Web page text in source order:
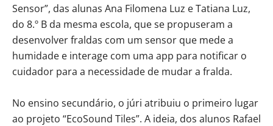
Sensor”, das alunas Ana Filomena Luz e Tatiana Luz,
do 8.º B da mesma escola, que se propuseram a
desenvolver fraldas com um sensor que mede a
humidade e interage com uma app para notificar o
cuidador para a necessidade de mudar a fralda.
No ensino secundário, o júri atribuiu o primeiro lugar
ao projeto “EcoSound Tiles”. A ideia, dos alunos Rafael